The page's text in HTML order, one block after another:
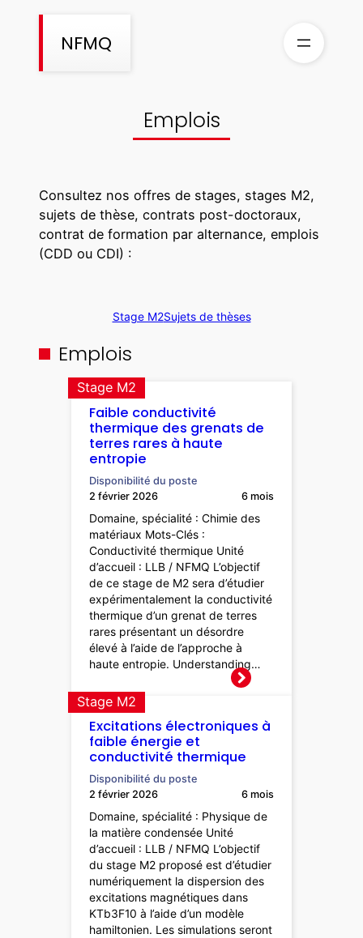
NFMQ
Emplois
Consultez nos offres de stages, stages M2,
sujets de thèse, contrats post-doctoraux,
contrat de formation par alternance, emplois
(CDD ou CDI) :
Stage M2Sujets de thèses
Emplois
Faible conductivité
thermique des grenats de
terres rares à haute
entropie
Stage M2
Disponibilité du poste
2 février 2026
6 mois
Domaine, spécialité : Chimie des
matériaux Mots-Clés :
Conductivité thermique Unité
d’accueil : LLB / NFMQ L’objectif
de ce stage de M2 sera d’étudier
expérimentalement la conductivité
thermique d’un grenat de terres
rares présentant un désordre
élevé à l’aide de l’approche à
haute entropie. Understanding…
Excitations électroniques à
faible énergie et
conductivité thermique
Stage M2
Disponibilité du poste
2 février 2026
6 mois
Domaine, spécialité : Physique de
la matière condensée Unité
d’accueil : LLB / NFMQ L’objectif
du stage M2 proposé est d’étudier
numériquement la dispersion des
excitations magnétiques dans
KTb3F10 à l’aide d’un modèle
hamiltonien. Les simulations seront